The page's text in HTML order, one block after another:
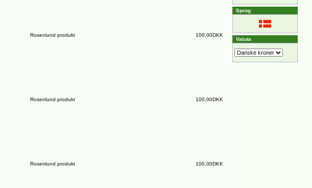
Rosenlund produkt 100,00DKK
Rosenlund produkt 100,00DKK
Rosenlund produkt 100,00DKK
Sprog
Valuta